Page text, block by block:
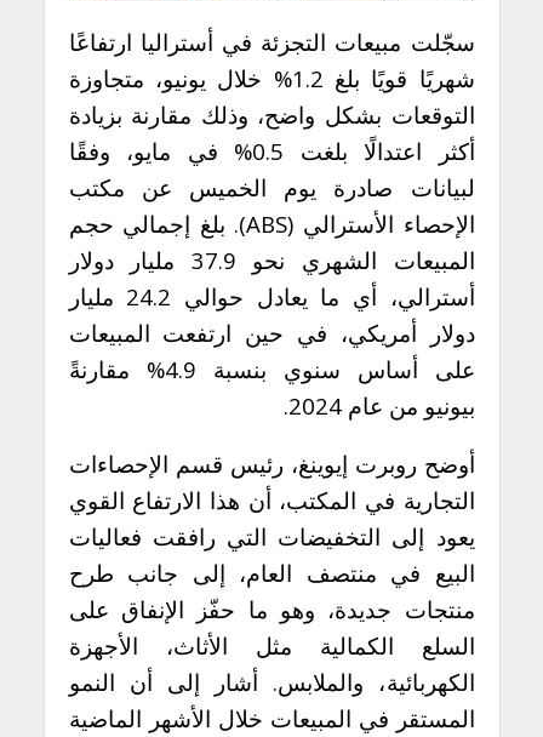
سجّلت مبيعات التجزئة في أستراليا ارتفاعًا
شهريًا قويًا بلغ 1.2% خلال يونيو، متجاوزة
التوقعات بشكل واضح، وذلك مقارنة بزيادة
أكثر اعتدالًا بلغت 0.5% في مايو، وفقًا
لبيانات صادرة يوم الخميس عن مكتب
الإحصاء الأسترالي (ABS). بلغ إجمالي حجم
المبيعات الشهري نحو 37.9 مليار دولار
أسترالي، أي ما يعادل حوالي 24.2 مليار
دولار أمريكي، في حين ارتفعت المبيعات
على أساس سنوي بنسبة 4.9% مقارنةً
بيونيو من عام 2024.
أوضح روبرت إيوينغ، رئيس قسم الإحصاءات
التجارية في المكتب، أن هذا الارتفاع القوي
يعود إلى التخفيضات التي رافقت فعاليات
البيع في منتصف العام، إلى جانب طرح
منتجات جديدة، وهو ما حفّز الإنفاق على
السلع الكمالية مثل الأثاث، الأجهزة
الكهربائية، والملابس. أشار إلى أن النمو
المستقر في المبيعات خلال الأشهر الماضية